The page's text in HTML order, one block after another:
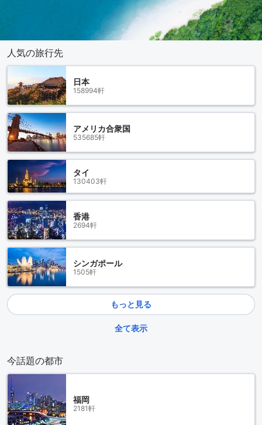
人気の旅行先
日本
158994軒
アメリカ合衆国
535685軒
タイ
130403軒
香港
2694軒
シンガポール
1505軒
もっと見る
全て表示
今話題の都市
福岡
2181軒